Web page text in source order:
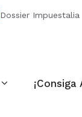
Dossier Impuestalia
¡Consiga